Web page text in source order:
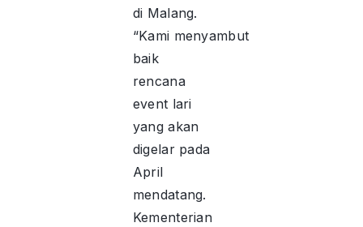
di Malang.
“Kami menyambut
baik
rencana
event lari
yang akan
digelar pada
April
mendatang.
Kementerian